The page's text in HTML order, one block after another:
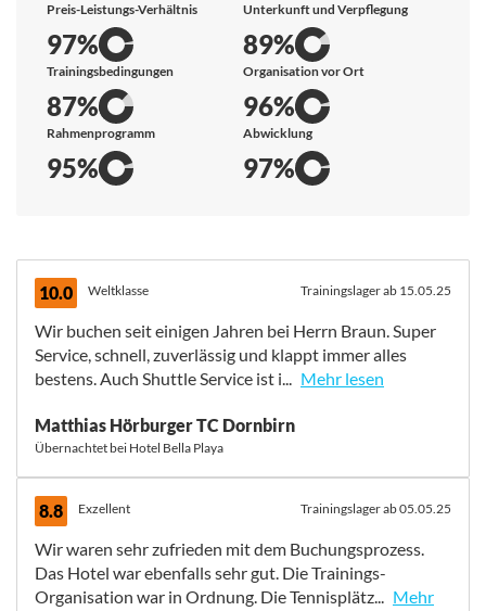
Preis-Leistungs-Verhältnis
97%
Unterkunft und Verpflegung
89%
Trainingsbedingungen
87%
Organisation vor Ort
96%
Rahmenprogramm
95%
Abwicklung
97%
10.0 Weltklasse Trainingslager ab 15.05.25
Wir buchen seit einigen Jahren bei Herrn Braun. Super
Service, schnell, zuverlässig und klappt immer alles
bestens. Auch Shuttle Service ist i... Mehr lesen
Wir buchen seit einigen Jahren bei Herrn Braun. Super
Service, schnell, zuverlässig und klappt immer alles
bestens. Auch Shuttle Service ist immer pünktlich. Sind
sehr zufrieden mit allem. Wir waren im neuen Hotel-
Trakt. Dort waren sehr schöne, saubere Zimmer mit
großen Balkonen. Der Service war zudem sehr
freundlich. Das Frühstück war gut, es gab eine große
Auswahl und es war sehr nett angerichtet. Das Hotel
war großzügig, sehr sauber und gepflegt mit 3 Pools. Es
Matthias Hörburger TC Dornbirn
Übernachtet bei Hotel Bella Playa
8.8 Exzellent Trainingslager ab 05.05.25
Wir waren sehr zufrieden mit dem Buchungsprozess.
Das Hotel war ebenfalls sehr gut. Die Trainings-
Organisation war in Ordnung. Die Tennisplätz... Mehr